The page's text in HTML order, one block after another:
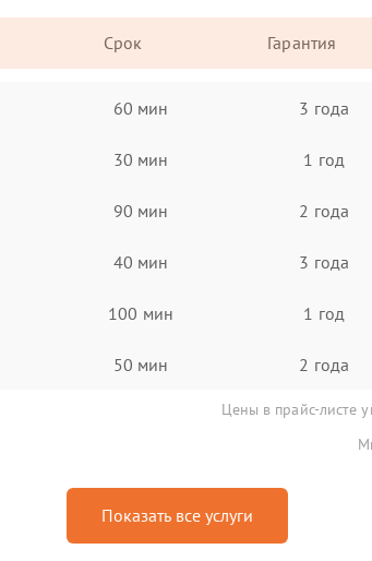
Срок Гарантия
60 мин 3 года
30 мин 1 год
90 мин 2 года
40 мин 3 года
100 мин 1 год
50 мин 2 года
Цены в прайс-листе
Показать все услуги